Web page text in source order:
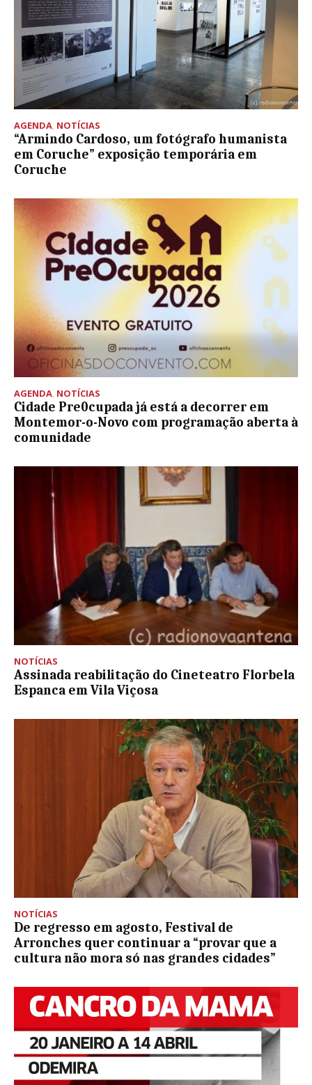
AGENDA NOTÍCIAS
“Armindo Cardoso, um fotógrafo humanista
em Coruche” exposição temporária em
Coruche
AGENDA NOTÍCIAS
Cidade Pre0cupada já está a decorrer em
Montemor-o-Novo com programação aberta à
comunidade
NOTÍCIAS
Assinada reabilitação do Cineteatro Florbela
Espanca em Vila Viçosa
NOTÍCIAS
De regresso em agosto, Festival de
Arronches quer continuar a “provar que a
cultura não mora só nas grandes cidades”